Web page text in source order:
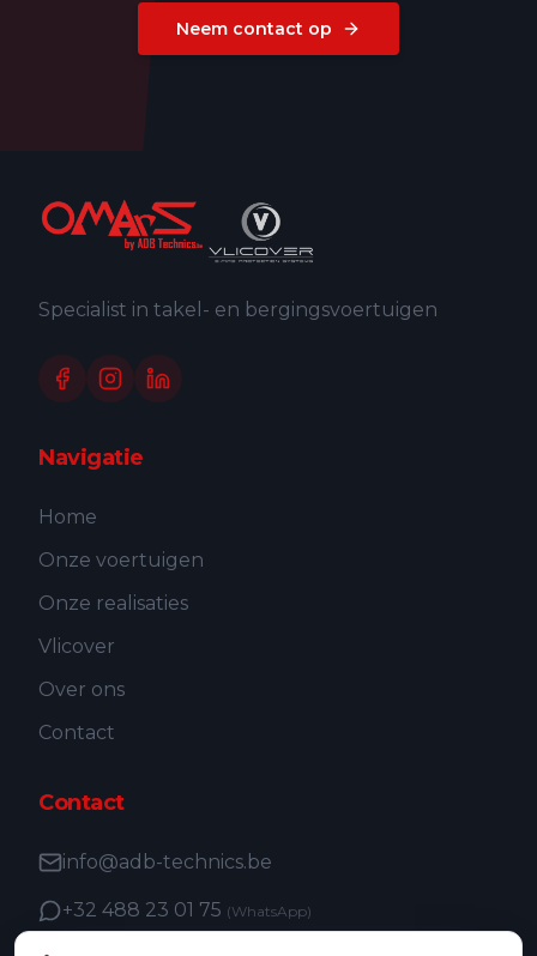
Neem contact op
Specialist in takel- en bergingsvoertuigen
Navigatie
Home
Onze voertuigen
Onze realisaties
Vlicover
Over ons
Contact
Contact
info@adb-technics.be
+32 488 23 01 75 (WhatsApp)